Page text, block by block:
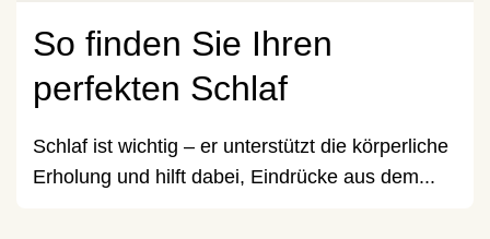
So finden Sie Ihren
perfekten Schlaf
Schlaf ist wichtig – er unterstützt die körperliche
Erholung und hilft dabei, Eindrücke aus dem...